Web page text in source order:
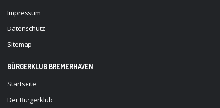
Impressum
Datenschutz
Sitemap
BÜRGERKLUB BREMERHAVEN
Startseite
Der Bürgerklub